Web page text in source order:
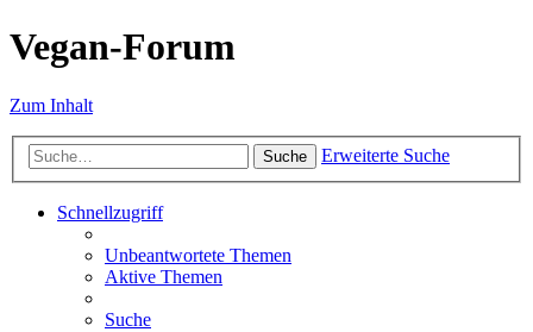
Vegan-Forum
Zum Inhalt
Suche Erweiterte Suche
Schnellzugriff
Unbeantwortete Themen
Aktive Themen
Suche